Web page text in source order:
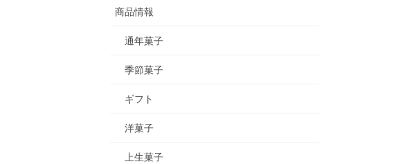
商品情報
通年菓子
季節菓子
ギフト
洋菓子
上生菓子